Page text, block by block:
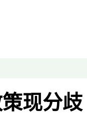
现分歧